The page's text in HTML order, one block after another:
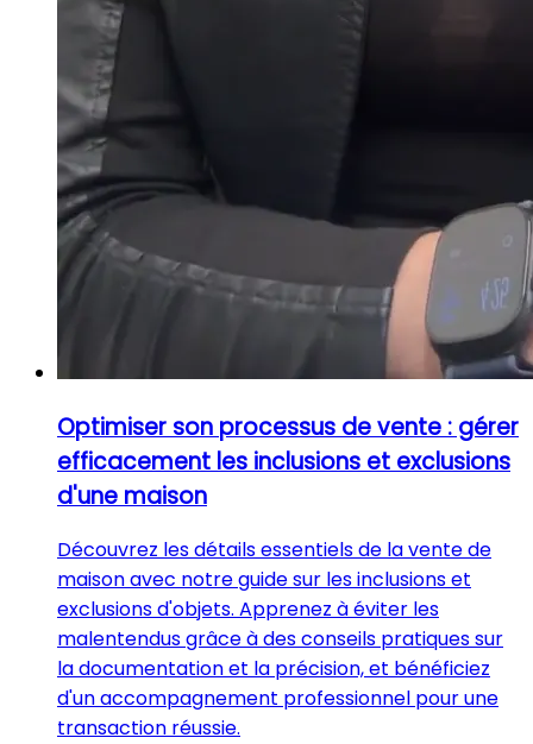
Optimiser son processus de vente : gérer
efficacement les inclusions et exclusions
d'une maison
Découvrez les détails essentiels de la vente de
maison avec notre guide sur les inclusions et
exclusions d'objets. Apprenez à éviter les
malentendus grâce à des conseils pratiques sur
la documentation et la précision, et bénéficiez
d'un accompagnement professionnel pour une
transaction réussie.